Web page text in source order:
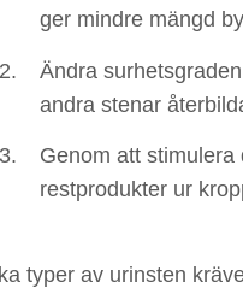
ger mindre mängd
Ändra
andra stenar
Genom att
restprodukter ur
typer av urinsten